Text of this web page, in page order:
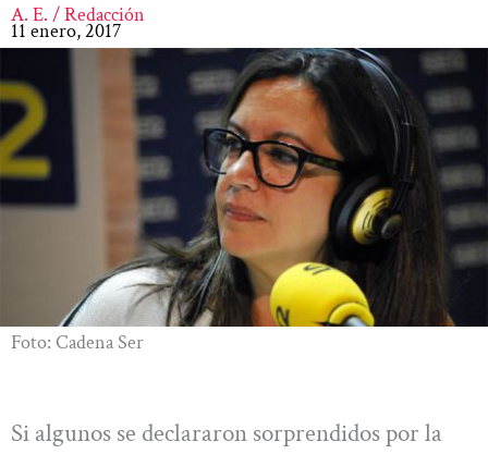
A. E. / Redacción
11 enero, 2017
Foto: Cadena Ser
Si algunos se declararon sorprendidos por la